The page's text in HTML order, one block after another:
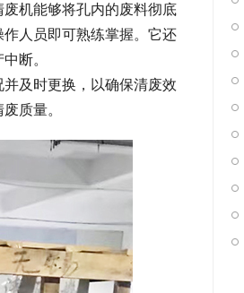
机能够将孔内的废料彻底
人员即可熟练掌握。它还
断。
及时更换，以确保清废效
质量。